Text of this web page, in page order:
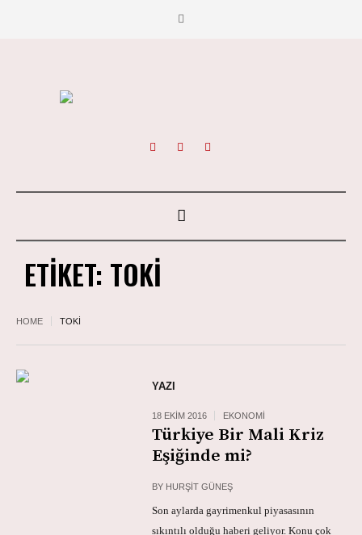
ETIKET: TOKI
HOME TOKI
YAZI
18 EKIM 2016 EKONOMI
Türkiye Bir Mali Kriz
Eşiğinde mi?
BY HURŞIT GÜNEŞ
Son aylarda gayrimenkul piyasasının
sıkıntılı olduğu haberi geliyor. Konu çok